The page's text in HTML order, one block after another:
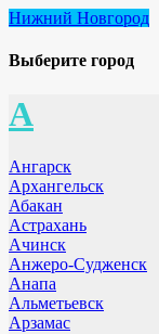
Нижний Новгород
Выберите город
А
Ангарск
Архангельск
Абакан
Астрахань
Ачинск
Анжеро-Судженск
Анапа
Альметьевск
Арзамас